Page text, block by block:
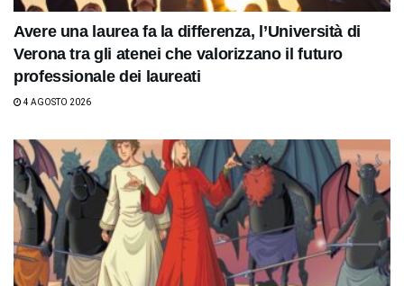
Avere una laurea fa la differenza, l’Università di
Verona tra gli atenei che valorizzano il futuro
professionale dei laureati
4 AGOSTO 2026